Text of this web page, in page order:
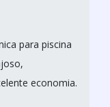
para piscina
economia.